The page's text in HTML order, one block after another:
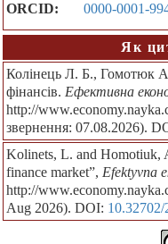
ORCID:
0000-0001-
Як
Колінець Л. Б., Гомотюк
фінансів. Ефективна
http://
звернення: 07.08.2026).
Kolinets, L. and Homotiuk,
finance market”, Efektyvna
http://
Aug 2026). DOI: